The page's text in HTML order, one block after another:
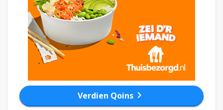
Verdien Qoins chevron_right